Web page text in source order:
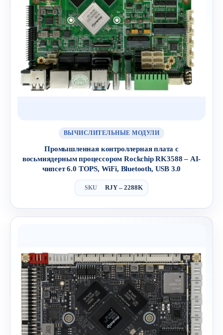
ВЫЧИСЛИТЕЛЬНЫЕ МОДУЛИ
Промышленная контроллерная плата с
восьмиядерным процессором Rockchip RK3588 – AI-
чипсет 6.0 TOPS, WiFi, Bluetooth, USB 3.0
SKU RJY – 2288K